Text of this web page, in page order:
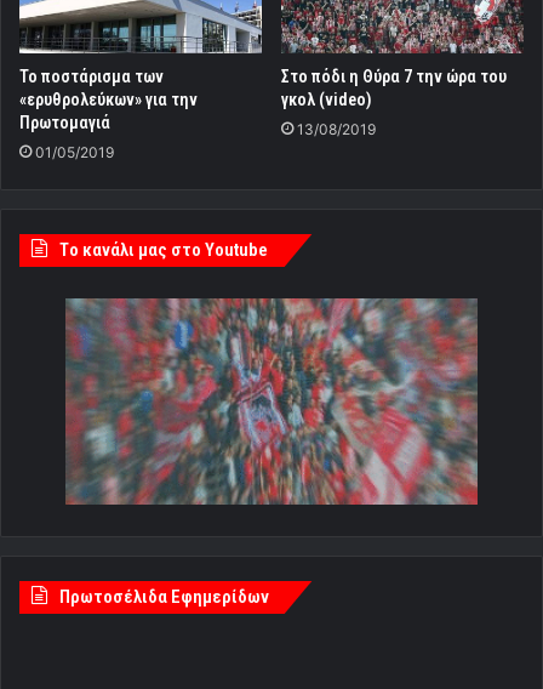
Το ποστάρισμα των
«ερυθρολεύκων» για την
Πρωτομαγιά
01/05/2019
Στο πόδι η Θύρα 7 την ώρα του
γκολ (video)
13/08/2019
Tο κανάλι μας στο Youtube
Πρωτοσέλιδα Εφημερίδων